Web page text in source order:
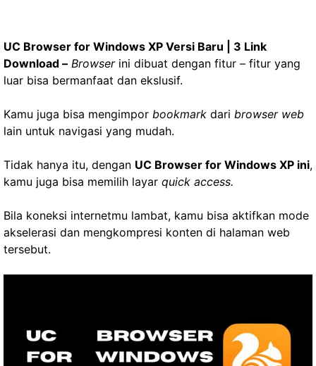
UC Browser for Windows XP Versi Baru | 3 Link
Download – Browserini dibuat dengan fitur – fitur yang
luar bisa bermanfaat dan ekslusif.
Kamu juga bisa mengimpor bookmark dari browser web
lain untuk navigasi yang mudah.
Tidak hanya itu, dengan UC Browser for Windows XP ini,
kamu juga bisa memilih layar quick access.
Bila koneksi internetmu lambat, kamu bisa aktifkan mode
akselerasi dan mengkompresi konten di halaman web
tersebut.